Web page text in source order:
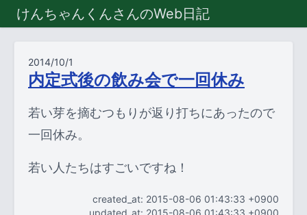
けんちゃんくんさんのWeb日記
2014/10/1
内定式後の飲み会で一回休み
若い芽を摘むつもりが返り打ちにあったので
一回休み。
若い人たちはすごいですね！
created_at: 2015-08-06 01:43:33 +0900
updated_at: 2015-08-06 01:43:33 +0900